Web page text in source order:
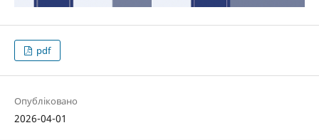
pdf
Опубліковано
2026-04-01